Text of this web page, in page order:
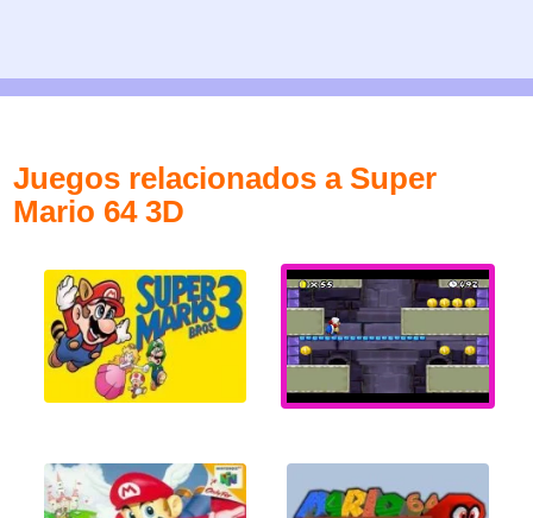
Juegos relacionados a Super
Mario 64 3D